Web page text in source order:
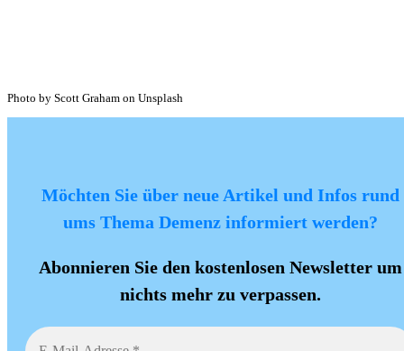
Photo by Scott Graham on Unsplash
Möchten Sie über neue Artikel und Infos rund
ums Thema Demenz informiert werden?
Abonnieren Sie den kostenlosen Newsletter um
nichts mehr zu verpassen.